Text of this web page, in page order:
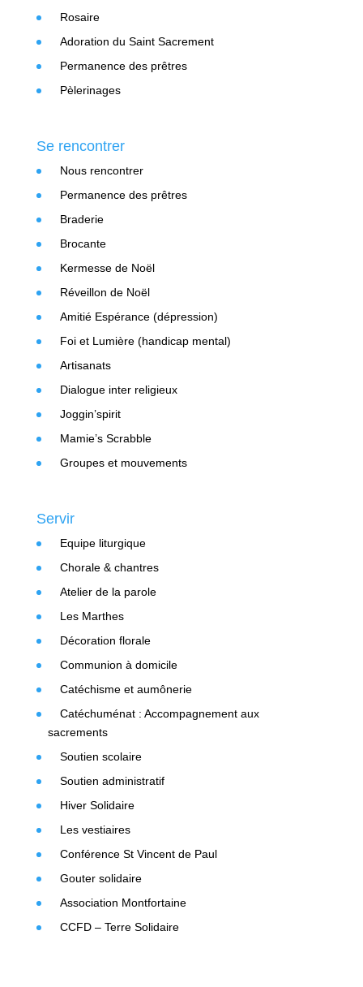
Rosaire
Adoration du Saint Sacrement
Permanence des prêtres
Pèlerinages
Se rencontrer
Nous rencontrer
Permanence des prêtres
Braderie
Brocante
Kermesse de Noël
Réveillon de Noël
Amitié Espérance (dépression)
Foi et Lumière (handicap mental)
Artisanats
Dialogue inter religieux
Joggin’spirit
Mamie’s Scrabble
Groupes et mouvements
Servir
Equipe liturgique
Chorale & chantres
Atelier de la parole
Les Marthes
Décoration florale
Communion à domicile
Catéchisme et aumônerie
Catéchuménat : Accompagnement aux
sacrements
Soutien scolaire
Soutien administratif
Hiver Solidaire
Les vestiaires
Conférence St Vincent de Paul
Gouter solidaire
Association Montfortaine
CCFD – Terre Solidaire